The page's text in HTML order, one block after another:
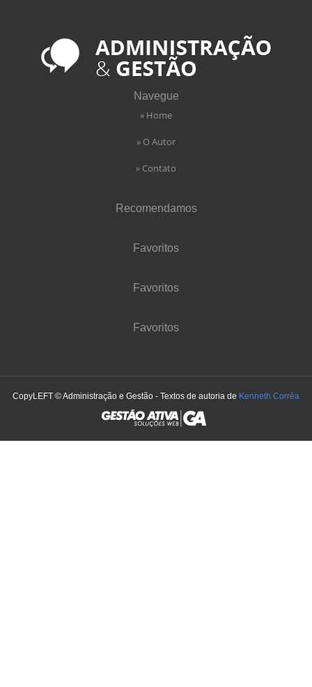
Navegue
» Home
» O Autor
» Contato
Recomendamos
Favoritos
Favoritos
Favoritos
CopyLEFT © Administração e Gestão - Textos de autoria de Kenneth Corrêa